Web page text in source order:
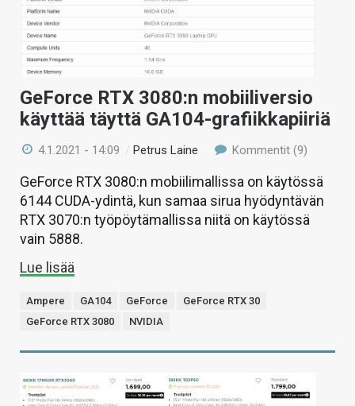
KAUPPA
VAIHDA TEEMA
HAKU
GeForce RTX 3080:n mobiiliversio
käyttää täyttä GA104-grafiikkapiiriä
4.1.2021 - 14:09 /Petrus Laine Kommentit (9)
GeForce RTX 3080:n mobiilimallissa on käytössä
6144 CUDA-ydintä, kun samaa sirua hyödyntävän
RTX 3070:n työpöytämallissa niitä on käytössä
vain 5888.
Lue lisää
Ampere GA104 GeForce
GeForce RTX 30
GeForce RTX 3080
NVIDIA